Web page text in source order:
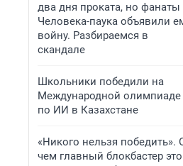
два дня проката, но фанаты
Человека-паука объявили
войну. Разбираемся в
скандале
Школьники победили на
Международной олимпиаде
по ИИ в Казахстане
«Никого нельзя победить».
чем главный блокбастер